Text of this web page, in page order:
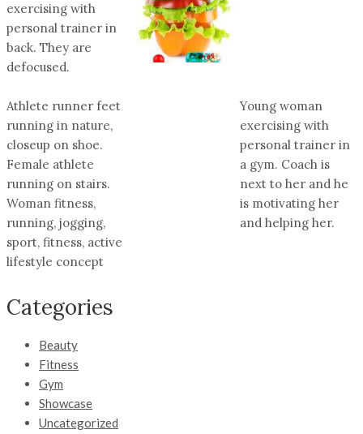
exercising with
personal trainer in
back. They are
defocused.
Athlete runner feet
running in nature,
closeup on shoe.
Female athlete
running on stairs.
Woman fitness,
running, jogging,
sport, fitness, active
lifestyle concept
Young woman
exercising with
personal trainer in
a gym. Coach is
next to her and he
is motivating her
and helping her.
Categories
Beauty
Fitness
Gym
Showcase
Uncategorized